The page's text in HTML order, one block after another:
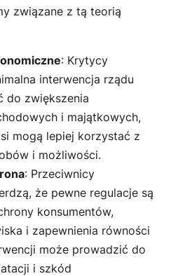
związane z tą teorią
: Krytycy
interwencja rządu
do zwiększenia
i majątkowych,
mogą lepiej korzystać z
i możliwości.
: Przeciwnicy
że pewne regulacje są
konsumentów,
i zapewnienia równości
może prowadzić do
i szkód